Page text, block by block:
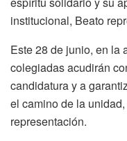
institucional, Beato
Este 28 de junio, en la
colegiadas acudirán
candidatura y a
el camino de la
representación.